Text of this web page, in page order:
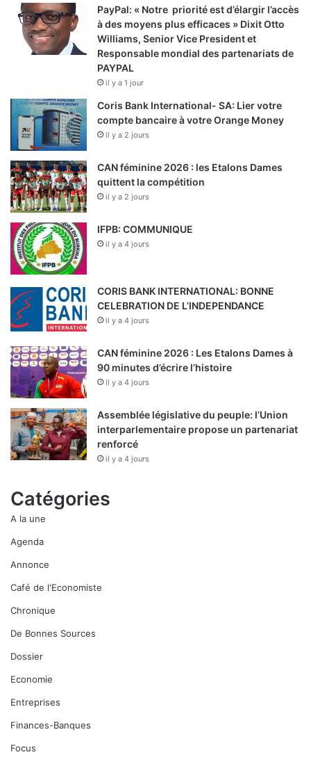
PayPal: « Notre priorité est d’élargir l’accès
à des moyens plus efficaces » Dixit Otto
Williams, Senior Vice President et
Responsable mondial des partenariats de
PAYPAL
il y a 1 jour
Coris Bank International- SA: Lier votre
compte bancaire à votre Orange Money
il y a 2 jours
CAN féminine 2026 : les Etalons Dames
quittent la compétition
il y a 2 jours
IFPB: COMMUNIQUE
il y a 4 jours
CORIS BANK INTERNATIONAL: BONNE
CELEBRATION DE L’INDEPENDANCE
il y a 4 jours
CAN féminine 2026 : Les Etalons Dames à
90 minutes d’écrire l’histoire
il y a 4 jours
Assemblée législative du peuple: l’Union
interparlementaire propose un partenariat
renforcé
il y a 4 jours
Catégories
A la une
Agenda
Annonce
Café de l'Economiste
Chronique
De Bonnes Sources
Dossier
Economie
Entreprises
Finances-Banques
Focus